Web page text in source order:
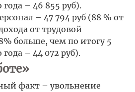
– 46 855 руб).
– 47 794 руб (88 % от
от трудовой
больше, чем по итогу 5
– 44 072 руб).
факт – увольнение